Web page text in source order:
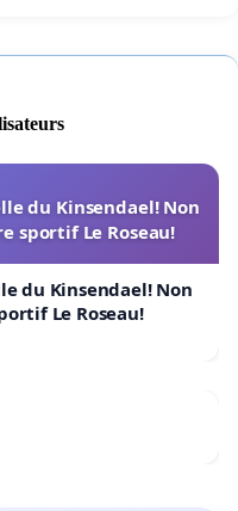
du Kinsendael! Non
sportif Le Roseau!
du Kinsendael! Non
Le Roseau!